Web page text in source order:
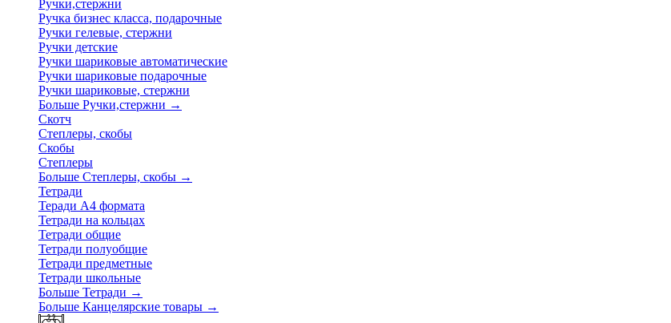
Ручки,стержни
Ручка бизнес класса, подарочные
Ручки гелевые, стержни
Ручки детские
Ручки шариковые автоматические
Ручки шариковые подарочные
Ручки шариковые, стержни
Больше Ручки,стержни →
Скотч
Степлеры, скобы
Скобы
Степлеры
Больше Степлеры, скобы →
Тетради
Теради А4 формата
Тетради на кольцах
Тетради общие
Тетради полуобщие
Тетради предметные
Тетради школьные
Больше Тетради →
Больше Канцелярские товары →